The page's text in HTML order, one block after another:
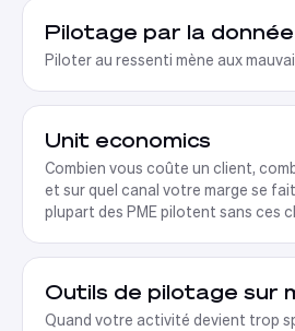
Pilotage par la donnée
Piloter au ressenti mène aux
Unit economics
Combien vous coûte un client,
et sur quel canal votre marge se
plupart des PME pilotent sans ces
Outils de pilotage sur
Quand votre activité devient trop